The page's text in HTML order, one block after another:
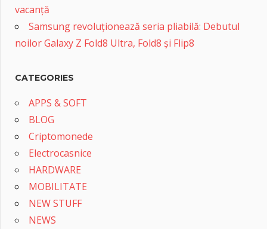
vacanță
Samsung revoluționează seria pliabilă: Debutul
noilor Galaxy Z Fold8 Ultra, Fold8 și Flip8
CATEGORIES
APPS & SOFT
BLOG
Criptomonede
Electrocasnice
HARDWARE
MOBILITATE
NEW STUFF
NEWS